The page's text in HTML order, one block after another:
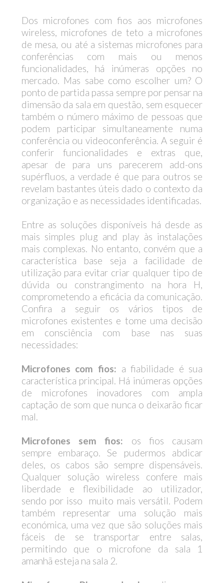
Dos microfones com fios aos microfones
wireless, microfones de teto a microfones
de mesa, ou até a sistemas microfones para
conferências com mais ou menos
funcionalidades, há inúmeras opções no
mercado. Mas sabe como escolher um? O
ponto de partida passa sempre por pensar na
dimensão da sala em questão, sem esquecer
também o número máximo de pessoas que
podem participar simultaneamente numa
conferência ou videoconferência. A seguir é
conferir funcionalidades e extras que,
apesar de para uns parecerem add-ons
supérfluos, a verdade é que para outros se
revelam bastantes úteis dado o contexto da
organização e as necessidades identificadas.
Entre as soluções disponíveis há desde as
mais simples plug and play às instalações
mais complexas. No entanto, convém que a
característica base seja a facilidade de
utilização para evitar criar qualquer tipo de
dúvida ou constrangimento na hora H,
comprometendo a eficácia da comunicação.
Confira a seguir os vários tipos de
microfones existentes e tome uma decisão
em consciência com base nas suas
necessidades:
Microfones com fios: a fiabilidade é sua
característica principal. Há inúmeras opções
de microfones inovadores com ampla
captação de som que nunca o deixarão ficar
mal.
Microfones sem fios: os fios causam
sempre embaraço. Se pudermos abdicar
deles, os cabos são sempre dispensáveis.
Qualquer solução wireless confere mais
liberdade e flexibilidade ao utilizador,
sendo por isso muito mais versátil. Podem
também representar uma solução mais
económica, uma vez que são soluções mais
fáceis de se transportar entre salas,
permitindo que o microfone da sala 1
amanhã esteja na sala 2.